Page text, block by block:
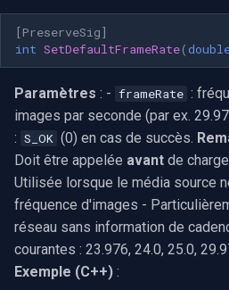
[PreserveSig]
int SetDefaultFrameRate(
Paramètres : - frameRate :
images par seconde (par ex.
: S_OK (0) en cas de succès.
Doit être appelée avant de
Utilisée lorsque le média source
fréquence d'images -
réseau sans information de
courantes : 23.976, 24.0, 25.0,
Exemple (C++) :